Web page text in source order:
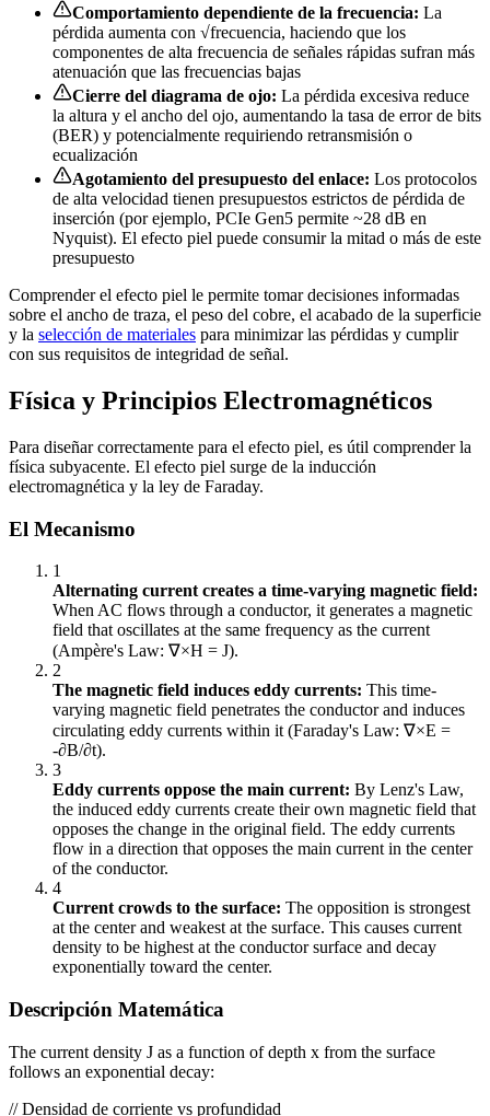
Comportamiento dependiente de la frecuencia: La
pérdida aumenta con √frecuencia, haciendo que los
componentes de alta frecuencia de señales rápidas sufran más
atenuación que las frecuencias bajas
Cierre del diagrama de ojo: La pérdida excesiva reduce
la altura y el ancho del ojo, aumentando la tasa de error de bits
(BER) y potencialmente requiriendo retransmisión o
ecualización
Agotamiento del presupuesto del enlace: Los protocolos
de alta velocidad tienen presupuestos estrictos de pérdida de
inserción (por ejemplo, PCIe Gen5 permite ~28 dB en
Nyquist). El efecto piel puede consumir la mitad o más de este
presupuesto
Comprender el efecto piel le permite tomar decisiones informadas
sobre el ancho de traza, el peso del cobre, el acabado de la superficie
y la selección de materiales para minimizar las pérdidas y cumplir
con sus requisitos de integridad de señal.
Física y Principios Electromagnéticos
Para diseñar correctamente para el efecto piel, es útil comprender la
física subyacente. El efecto piel surge de la inducción
electromagnética y la ley de Faraday.
El Mecanismo
1
Alternating current creates a time-varying magnetic field:
When AC flows through a conductor, it generates a magnetic
field that oscillates at the same frequency as the current
(Ampère's Law: ∇×H = J).
2
The magnetic field induces eddy currents: This time-
varying magnetic field penetrates the conductor and induces
circulating eddy currents within it (Faraday's Law: ∇×E =
-∂B/∂t).
3
Eddy currents oppose the main current: By Lenz's Law,
the induced eddy currents create their own magnetic field that
opposes the change in the original field. The eddy currents
flow in a direction that opposes the main current in the center
of the conductor.
4
Current crowds to the surface: The opposition is strongest
at the center and weakest at the surface. This causes current
density to be highest at the conductor surface and decay
exponentially toward the center.
Descripción Matemática
The current density J as a function of depth x from the surface
follows an exponential decay:
//Densidad de corriente vs profundidad